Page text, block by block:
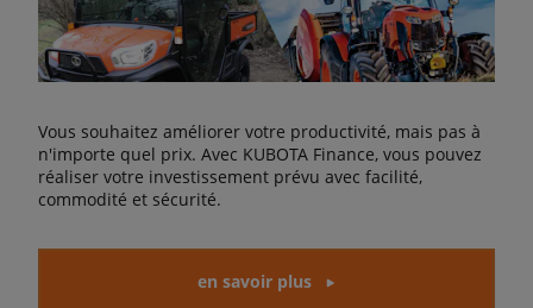
Vous souhaitez améliorer votre productivité, mais pas à
n'importe quel prix. Avec KUBOTA Finance, vous pouvez
réaliser votre investissement prévu avec facilité,
commodité et sécurité.
en savoir plus